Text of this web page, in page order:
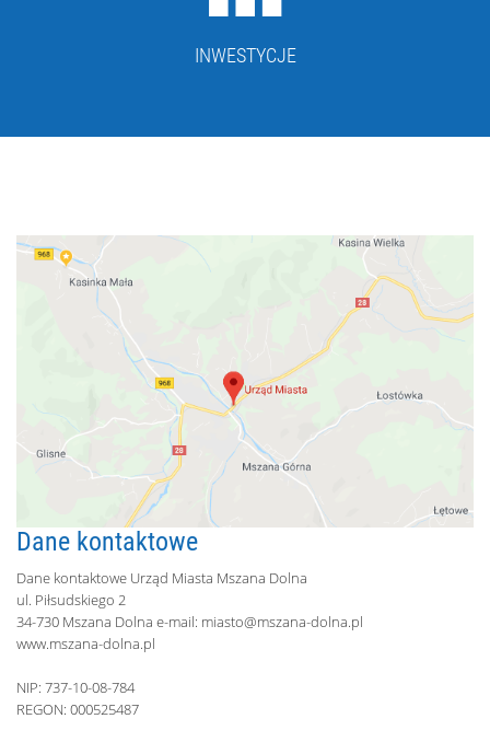
INWESTYCJE
Dane kontaktowe
Dane kontaktowe Urząd Miasta Mszana Dolna
ul. Piłsudskiego 2
34-730 Mszana Dolna e-mail: miasto@mszana-dolna.pl
www.mszana-dolna.pl
NIP: 737-10-08-784
REGON: 000525487